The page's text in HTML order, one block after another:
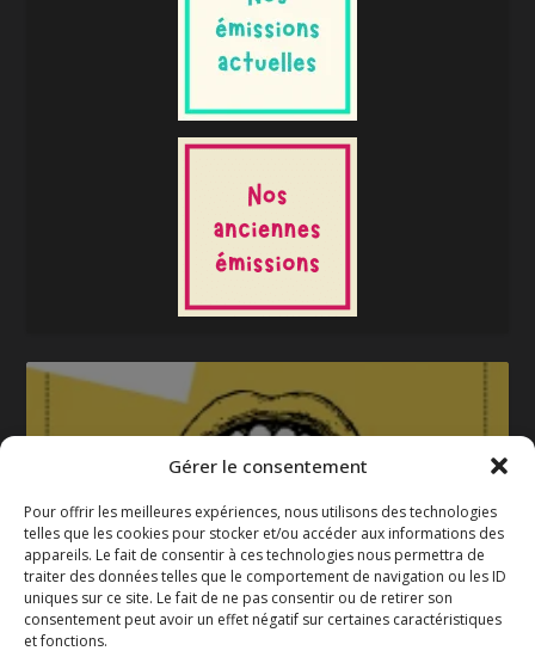
Gérer le consentement
Pour offrir les meilleures expériences, nous utilisons des technologies
telles que les cookies pour stocker et/ou accéder aux informations des
appareils. Le fait de consentir à ces technologies nous permettra de
traiter des données telles que le comportement de navigation ou les ID
uniques sur ce site. Le fait de ne pas consentir ou de retirer son
consentement peut avoir un effet négatif sur certaines caractéristiques
et fonctions.
La gazette 2025-2026